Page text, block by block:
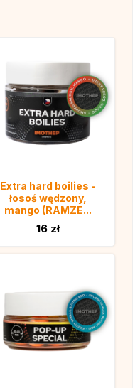
Extra hard boilies -
łosoś wędzony,
mango (RAMZE...
16 zł